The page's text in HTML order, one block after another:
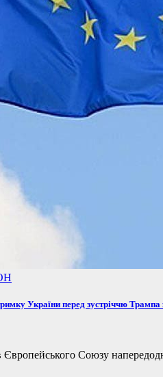
України перед зустріччю Трампа
Союзу